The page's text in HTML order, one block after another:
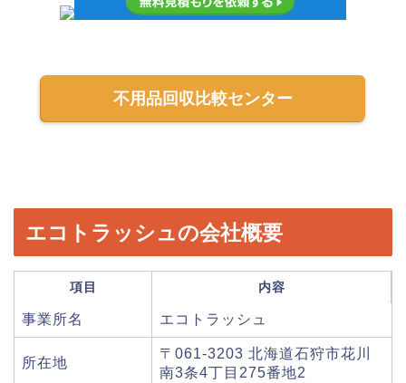
不用品回収比較センター
エコトラッシュの会社概要
項目 内容
事業所名 エコトラッシュ
所在地
〒061-3203 北海道石狩市花川
南3条4丁目275番地2